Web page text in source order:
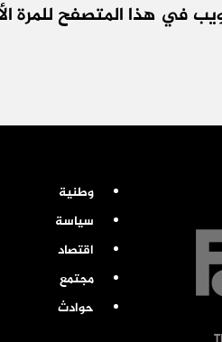
في هذا المتصفح للمرة
وطنية
سياسة
اقتصاد
مجتمع
حوادث